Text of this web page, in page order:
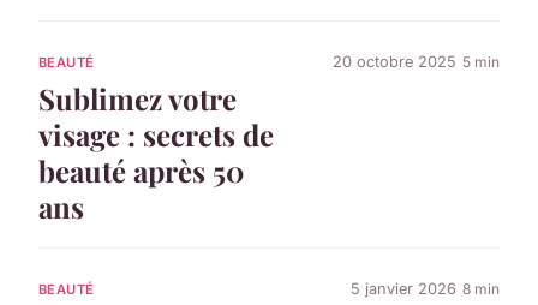
BEAUTÉ
Sublimez votre
visage : secrets de
beauté après 50
ans
20 octobre 2025 5 min
BEAUTÉ 5 janvier 2026 8 min